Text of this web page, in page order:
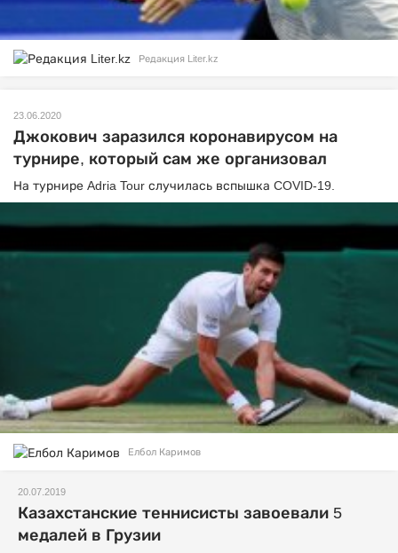
Редакция Liter.kz
23.06.2020
Джокович заразился коронавирусом на
турнире, который сам же организовал
На турнире Adria Tour случилась вспышка COVID-19.
Елбол Каримов
20.07.2019
Казахстанские теннисисты завоевали 5
медалей в Грузии